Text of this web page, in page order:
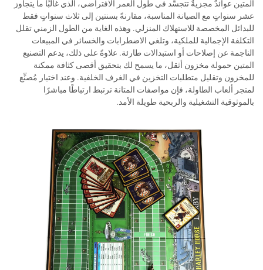
المتين عوائدٌ مجزيةٌ تتجسَّد في طول العمر الافتراضي، الذي غالبًا ما يتجاوز
عشر سنواتٍ مع الصيانة المناسبة، مقارنةً بسنتين إلى ثلاث سنواتٍ فقط
للبدائل المخصصة للاستهلاك المنزلي. وهذه الغاية من الطول الزمني تقلل
التكلفة الإجمالية للملكية، وتلغي الاضطرابات والخسائر في المبيعات
الناجمة عن إصلاحات أو استبدالات طارئة. علاوةً على ذلك، يدعم التصنيع
المتين حمولة مخزون أثقل، ما يسمح لك بتحقيق أقصى كثافة ممكنة
للمخزون وتقليل متطلبات التخزين في الغرف الخلفية. وعند اختيار مُصنِّع
لمتجر ألعاب الطاولة، فإن مواصفات المتانة ترتبط ارتباطًا مباشرًا
بالموثوقية التشغيلية والربحية طويلة الأمد.